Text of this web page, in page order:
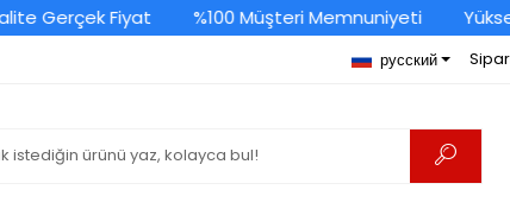
Gerçek Fiyat %100 Müşteri Memnuniyeti Yüksek
русский